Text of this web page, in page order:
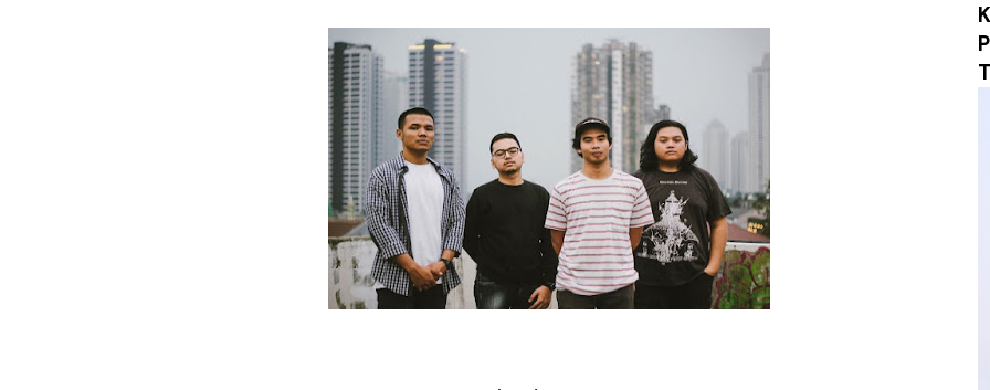
Unblue.r Resmi Memulai Perjalanan Musik Lewat Single Debut "Obsession",
Bell Aditya Hadirkan Video Musik Berbasis AI untuk "Sarkasme", Refleksi
Hagia Septida Ajak Pendengar Berdamai dengan Diri Lewat Single Baru "LALU"
Ratih Putria Hadirkan Pelukan Hangat Lewat Single Baru "Melangkahlah Perlahan"
Tiga Dekade Brutalitas: Vomepotro Bangkit Kembali Lewat Album “Fall Into Decay”
DESERVE Lepaskan Amarah dan Kritik Sosial Lewat Single Baru “Everything You
Bunuhdiri Perkenalkan Dunia Distopia Lewat “Neuromechanical Shrine”,